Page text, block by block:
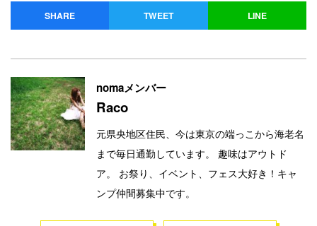
SHARE TWEET LINE
nomaメンバー
Raco
元県央地区住民、今は東京の端っこから海老名
まで毎日通勤しています。 趣味はアウトド
ア。 お祭り、イベント、フェス大好き！キャ
ンプ仲間募集中です。